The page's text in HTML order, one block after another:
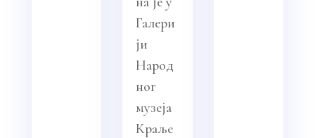
Галери
ји
Народ
ног
музеја
Краље